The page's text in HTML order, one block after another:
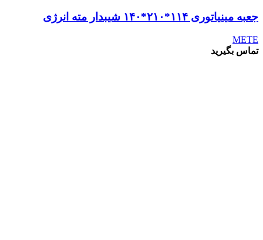
جعبه مینیاتوری ۱۱۴*۲۱۰*۱۴۰ شیبدار مته انرژی
METE
تماس بگیرید